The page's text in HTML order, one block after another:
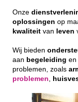
Onze
oplossingen op
kwaliteit van leven
Wij bieden
aan begeleiding en
problemen, zoals
problemen